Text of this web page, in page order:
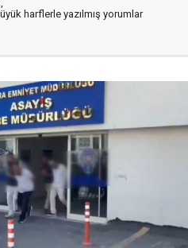
harflerle yazılmış yorumlar